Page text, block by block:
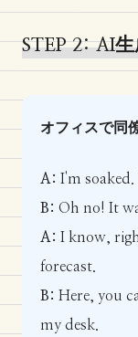
STEP 2: AI
オフィスで同
A:
I'm
B: Oh no! It
A:
I know,
forecast.
B: Here, you
my desk.